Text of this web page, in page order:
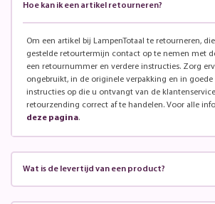
Hoe kan ik een artikel retourneren?
Om een artikel bij LampenTotaal te retourneren,
gestelde retourtermijn contact op te nemen met
een retournummer en verdere instructies. Zorg
ongebruikt, in de originele verpakking en in goede
instructies op die u ontvangt van de
retourzending correct af te handelen. Voor alle
deze pagina.
Wat is de levertijd van een product?